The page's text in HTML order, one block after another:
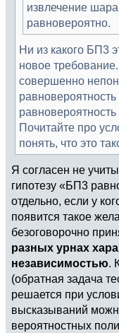
извлечение
равновероятно.
Ни из какого БП3
новое
совершенно
равновероятность
Почитайте про
понять, что это
Я согласен не
гипотезу «БП3
отдельно, если у
появится такое
безоговорочно
разных урнах
независимостью.
(обратная задача
решается при
высказываний
вероятностных